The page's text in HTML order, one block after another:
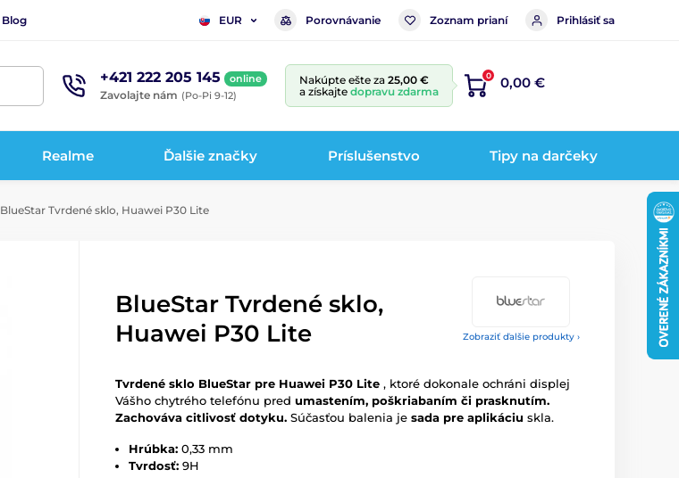
Blog EUR Porovnávanie Zoznam prianí Prihlásiť sa
+421 222 205 145 online
Zavolajte nám (Po-Pi 9-12)
Nakúpte ešte za 25,00 €
a získajte dopravu zdarma
0 0,00 €
Realme Ďalšie značky Príslušenstvo Tipy na darčeky
BlueStar Tvrdené sklo, Huawei P30 Lite
Zobraziť ďalšie produkty ›
BlueStar Tvrdené sklo,
Huawei P30 Lite
Tvrdené sklo BlueStar pre Huawei P30 Lite , ktoré dokonale ochráni displej
Vášho chytrého telefónu pred umastením, poškriabaním či prasknutím.
Zachováva citlivosť dotyku. Súčasťou balenia je sada pre aplikáciu skla.
Hrúbka: 0,33 mm
Tvrdosť: 9H